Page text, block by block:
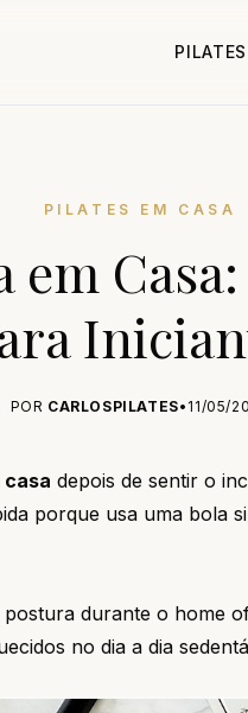
PILATES EM CASA
em
POR CARLOSPILATES• 11/05/
casa depois de sentir o
porque usa uma bola
durante o home
no dia a dia